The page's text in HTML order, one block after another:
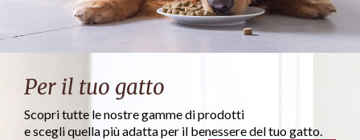
Per il tuo gatto
Scopri tutte le nostre gamme di prodotti
e scegli quella più adatta per il benessere del tuo gatto.